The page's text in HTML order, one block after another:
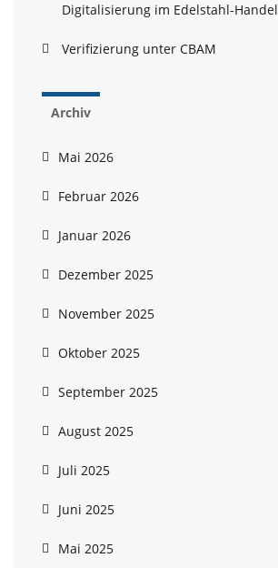
Digitalisierung im Edelstahl-Handel
Verifizierung unter CBAM
Archiv
Mai 2026
Februar 2026
Januar 2026
Dezember 2025
November 2025
Oktober 2025
September 2025
August 2025
Juli 2025
Juni 2025
Mai 2025